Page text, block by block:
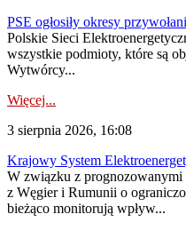
PSE ogłosiły okresy
Polskie Sieci
wszystkie podmioty, które są
Wytwórcy...
Więcej...
3 sierpnia 2026, 16:08
Krajowy System
W związku z prognozowanymi
z Węgier i Rumunii o
bieżąco monitorują wpływ...